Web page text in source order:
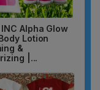
INC Alpha Glow
Lotion
&
|...